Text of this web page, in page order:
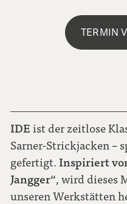
TERMIN
IDE ist der zeitlose
Sarner-Strickjacken –
gefertigt. Inspiriert
Jangger“, wird dieses
unseren Werkstätten